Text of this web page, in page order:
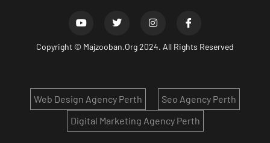
Copyright © Majzooban.Org2024. All Rights Reserved
Seo Agency Perth
Web Design Agency Perth
Digital Marketing Agency Perth